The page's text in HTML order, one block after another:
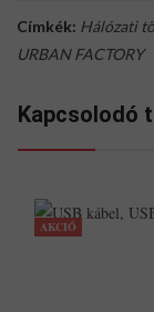
Címkék: Hálózati
URBAN FACTORY
Kapcsolodó
AKCIÓ